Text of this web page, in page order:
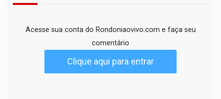
Acesse sua conta do Rondoniaovivo.com e faça seu
comentário
Clique aqui para entrar